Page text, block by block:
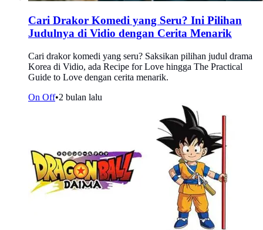
Cari Drakor Komedi yang Seru? Ini Pilihan
Judulnya di Vidio dengan Cerita Menarik
Cari drakor komedi yang seru? Saksikan pilihan judul drama
Korea di Vidio, ada Recipe for Love hingga The Practical
Guide to Love dengan cerita menarik.
On Off•2 bulan lalu